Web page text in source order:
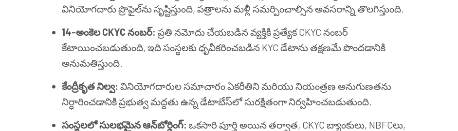
వినియోగదారు ప్రొఫైల్‌ను సృష్టిస్తుంది, పత్రాలను మళ్లీ సమర్పించాల్సిన అవసరాన్ని తొలగిస్తుంది.
14-అంకెల CKYC నంబర్: ప్రతి నమోదు చేయబడిన వ్యక్తికి ప్రత్యేక CKYC నంబర్
కేటాయించబడుతుంది, ఇది సంస్థలకు ధృవీకరించబడిన KYC డేటాను తక్షణమే పొందడానికి
అనుమతిస్తుంది.
కేంద్రీకృత నిల్వ: వినియోగదారుల సమాచారం ఏకరీతిని మరియు నియంత్రణ అనుగుణతను
నిర్ధారించడానికి ప్రభుత్వ మద్దతు ఉన్న డేటాబేస్‌లో సురక్షితంగా నిర్వహించబడుతుంది.
సంస్థలలో సులభమైన ఆన్‌బోర్డింగ్: ఒకసారి పూర్తి అయిన తర్వాత, CKYC బ్యాంకులు, NBFCలు,